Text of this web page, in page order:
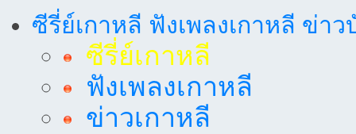
ซีรี่ย์เกาหลี ฟังเพลงเกาหลี ข่าว
ซีรี่ย์เกาหลี
ฟังเพลงเกาหลี
ข่าวเกาหลี